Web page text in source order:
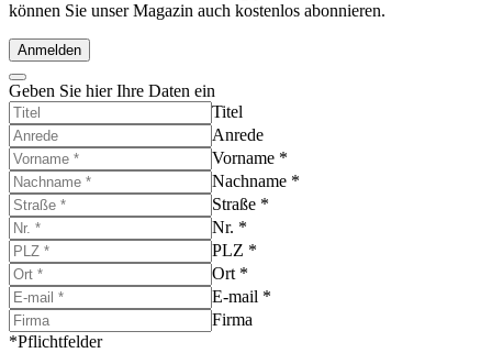
können Sie unser Magazin auch kostenlos abonnieren.
Anmelden
Geben Sie hier Ihre Daten ein
Titel
Anrede
Vorname *
Nachname *
Straße *
Nr. *
PLZ *
Ort *
E-mail *
Firma
*Pflichtfelder